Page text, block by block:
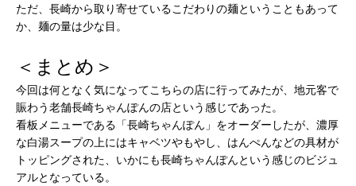
ただ、長崎から取り寄せているこだわりの麺ということもあって
か、麺の量は少な目。
＜まとめ＞
今回は何となく気になってこちらの店に行ってみたが、地元客で
賑わう老舗長崎ちゃんぽんの店という感じであった。
看板メニューである「長崎ちゃんぽん」をオーダーしたが、濃厚
な白湯スープの上にはキャベツやもやし、はんぺんなどの具材が
トッピングされた、いかにも長崎ちゃんぽんという感じのビジュ
アルとなっている。